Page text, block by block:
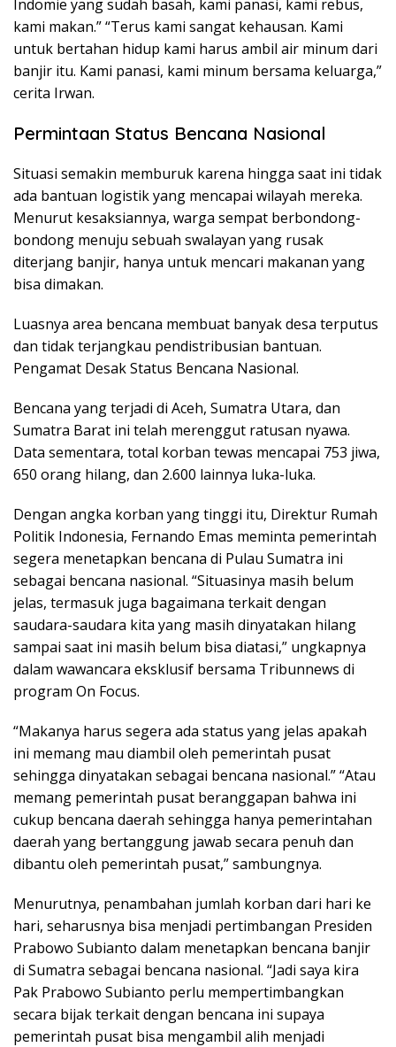
Indomie yang sudah basah, kami panasi, kami rebus,
kami makan.” “Terus kami sangat kehausan. Kami
untuk bertahan hidup kami harus ambil air minum dari
banjir itu. Kami panasi, kami minum bersama keluarga,”
cerita Irwan.
Permintaan Status Bencana Nasional
Situasi semakin memburuk karena hingga saat ini tidak
ada bantuan logistik yang mencapai wilayah mereka.
Menurut kesaksiannya, warga sempat berbondong-
bondong menuju sebuah swalayan yang rusak
diterjang banjir, hanya untuk mencari makanan yang
bisa dimakan.
Luasnya area bencana membuat banyak desa terputus
dan tidak terjangkau pendistribusian bantuan.
Pengamat Desak Status Bencana Nasional.
Bencana yang terjadi di Aceh, Sumatra Utara, dan
Sumatra Barat ini telah merenggut ratusan nyawa.
Data sementara, total korban tewas mencapai 753 jiwa,
650 orang hilang, dan 2.600 lainnya luka-luka.
Dengan angka korban yang tinggi itu, Direktur Rumah
Politik Indonesia, Fernando Emas meminta pemerintah
segera menetapkan bencana di Pulau Sumatra ini
sebagai bencana nasional. “Situasinya masih belum
jelas, termasuk juga bagaimana terkait dengan
saudara-saudara kita yang masih dinyatakan hilang
sampai saat ini masih belum bisa diatasi,” ungkapnya
dalam wawancara eksklusif bersama Tribunnews di
program On Focus.
“Makanya harus segera ada status yang jelas apakah
ini memang mau diambil oleh pemerintah pusat
sehingga dinyatakan sebagai bencana nasional.” “Atau
memang pemerintah pusat beranggapan bahwa ini
cukup bencana daerah sehingga hanya pemerintahan
daerah yang bertanggung jawab secara penuh dan
dibantu oleh pemerintah pusat,” sambungnya.
Menurutnya, penambahan jumlah korban dari hari ke
hari, seharusnya bisa menjadi pertimbangan Presiden
Prabowo Subianto dalam menetapkan bencana banjir
di Sumatra sebagai bencana nasional. “Jadi saya kira
Pak Prabowo Subianto perlu mempertimbangkan
secara bijak terkait dengan bencana ini supaya
pemerintah pusat bisa mengambil alih menjadi